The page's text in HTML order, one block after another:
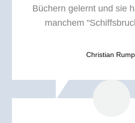
Büchern gelernt und sie
manchem
Christian